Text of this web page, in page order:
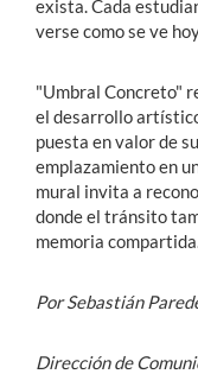
exista. Cada
verse como se ve
"Umbral Concreto"
el desarrollo
puesta en valor de
emplazamiento en
mural invita a
donde el tránsito
memoria compartida.
Por Sebastián
Dirección de